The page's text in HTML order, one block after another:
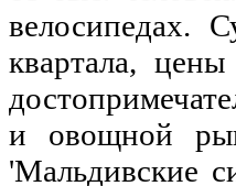
велосипедах.
квартала,
и овощной
'Мальдивские